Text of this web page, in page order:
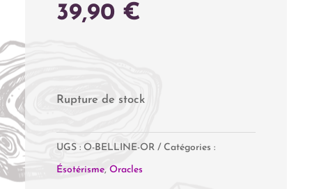
39,90 €
Rupture de stock
UGS : O-BELLINE-OR Catégories :
Ésotérisme, Oracles